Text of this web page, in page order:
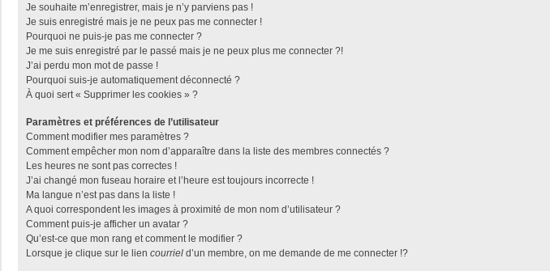
Je souhaite m’enregistrer, mais je n’y parviens pas !
Je suis enregistré mais je ne peux pas me connecter !
Pourquoi ne puis-je pas me connecter ?
Je me suis enregistré par le passé mais je ne peux plus me connecter ?!
J’ai perdu mon mot de passe !
Pourquoi suis-je automatiquement déconnecté ?
À quoi sert « Supprimer les cookies » ?
Paramètres et préférences de l’utilisateur
Comment modifier mes paramètres ?
Comment empêcher mon nom d’apparaître dans la liste des membres connectés ?
Les heures ne sont pas correctes !
J’ai changé mon fuseau horaire et l’heure est toujours incorrecte !
Ma langue n’est pas dans la liste !
A quoi correspondent les images à proximité de mon nom d’utilisateur ?
Comment puis-je afficher un avatar ?
Qu’est-ce que mon rang et comment le modifier ?
Lorsque je clique sur le lien courriel d’un membre, on me demande de me connecter !?